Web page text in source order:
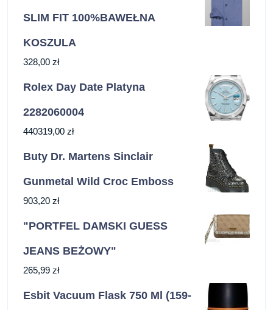
SLIM FIT 100%BAWEŁNA
KOSZULA
328,00 zł
Rolex Day Date Platyna
2282060004
440319,00 zł
Buty Dr. Martens Sinclair
Gunmetal Wild Croc Emboss
903,20 zł
"PORTFEL DAMSKI GUESS
JEANS BEŻOWY"
265,99 zł
Esbit Vacuum Flask 750 Ml (159-